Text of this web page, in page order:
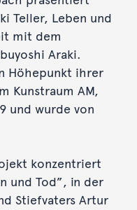
Teller, Leben und
mit dem
Araki.
Höhepunkt ihrer
Kunstraum AM,
und wurde von
konzentriert
und Tod”, in der
Stiefvaters Artur